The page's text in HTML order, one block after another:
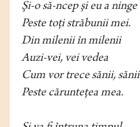
Şi-o să-ncep şi eu a ninge
Peste toţi străbunii mei.
Din milenii în milenii
Auzi-vei, vei vedea
Cum vor trece sănii, sănii
Peste cărunteţea mea.